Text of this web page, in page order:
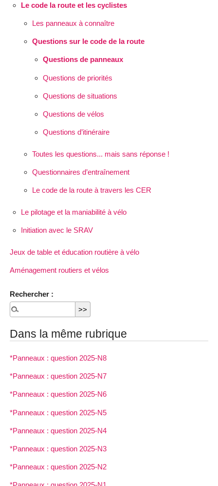
Le code la route et les cyclistes
Les panneaux à connaître
Questions sur le code de la route
Questions de panneaux
Questions de priorités
Questions de situations
Questions de vélos
Questions d’itinéraire
Toutes les questions... mais sans réponse !
Questionnaires d’entraînement
Le code de la route à travers les CER
Le pilotage et la maniabilité à vélo
Initiation avec le SRAV
Jeux de table et éducation routière à vélo
Aménagement routiers et vélos
Rechercher :
Dans la même rubrique
*Panneaux : question 2025-N8
*Panneaux : question 2025-N7
*Panneaux : question 2025-N6
*Panneaux : question 2025-N5
*Panneaux : question 2025-N4
*Panneaux : question 2025-N3
*Panneaux : question 2025-N2